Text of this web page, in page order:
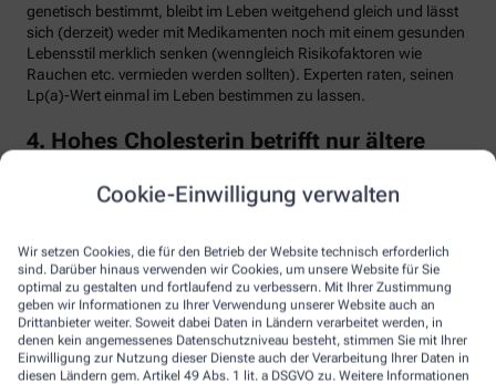
Cookie-Einwilligung verwalten
Wir setzen Cookies, die für den Betrieb der Website technisch erforderlich
sind. Darüber hinaus verwenden wir Cookies, um unsere Website für Sie
optimal zu gestalten und fortlaufend zu verbessern. Mit Ihrer Zustimmung
geben wir Informationen zu Ihrer Verwendung unserer Website auch an
Drittanbieter weiter. Soweit dabei Daten in Ländern verarbeitet werden, in
denen kein angemessenes Datenschutzniveau besteht, stimmen Sie mit Ihrer
Einwilligung zur Nutzung dieser Dienste auch der Verarbeitung Ihrer Daten in
diesen Ländern gem. Artikel 49 Abs. 1 lit. a DSGVO zu. Weitere Informationen
genetisch bestimmt, bleibt im Leben weitgehend gleich und lässt
sich (derzeit) weder mit Medikamenten noch mit einem gesunden
Lebensstil merklich senken (wenngleich Risikofaktoren wie
Rauchen etc. vermieden werden sollten). Experten raten, seinen
Lp(a)-Wert einmal im Leben bestimmen zu lassen.
4. Hohes Cholesterin betrifft nur ältere
Falsch. Zwar steigt das Risiko für erhöhte Cholesterinwerte mit
Hypercholesterinämie (FH) haben jedoch schon von Geburt an
erhöhte Blutfettwerte. Bei der erblich bedingten
Stoffwechselerkrankung sammelt sich durch einen Gendefekt
sehr viel LDL-Cholesterin im Blut an (über 190 bis 500 mg/dl) und
lagert sich an den Wänden der Arterien und Venen ab. Betroffene
entwickeln oft schon im jungen Erwachsenenalter eine
Arteriosklerose.